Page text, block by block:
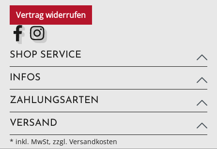
Vertrag widerrufen
SHOP SERVICE
INFOS
ZAHLUNGSARTEN
VERSAND
* inkl. MwSt, zzgl. Versandkosten